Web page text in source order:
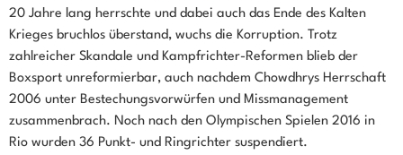
20 Jahre lang herrschte und dabei auch das Ende des Kalten
Krieges bruchlos überstand, wuchs die Korruption. Trotz
zahlreicher Skandale und Kampfrichter-Reformen blieb der
Boxsport unreformierbar, auch nachdem Chowdhrys Herrschaft
2006 unter Bestechungsvorwürfen und Missmanagement
zusammenbrach. Noch nach den Olympischen Spielen 2016 in
Rio wurden 36 Punkt- und Ringrichter suspendiert.